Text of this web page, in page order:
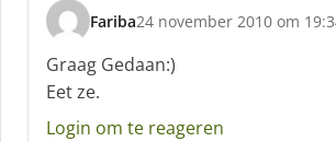
Fariba
s
c
h
r
e
24 november 2010 om
Graag Gedaan:)
Eet ze.
Login om te reageren